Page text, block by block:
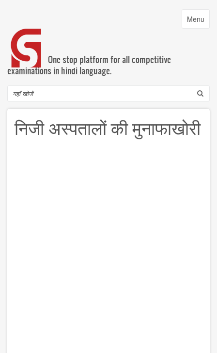
content
Toggle
Menu
One stop platform for all competitive
examinations in hindi language.
Search
निजी अस्पतालों की मुनाफाखोरी